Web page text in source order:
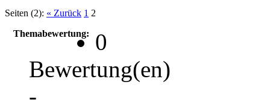
Seiten (2): « Zurück 1 2
Themabewertung:
0
Bewertung(en)
-